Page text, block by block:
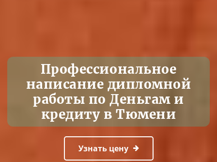
Профессиональное
написание дипломной
работы по Деньгам и
кредиту в Тюмени
Узнать цену